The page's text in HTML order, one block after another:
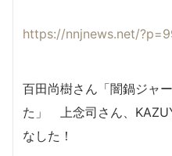
https://nnjnews.net/
百田尚樹さん「闇鍋ジャ
た」 上念司さん、
なした！